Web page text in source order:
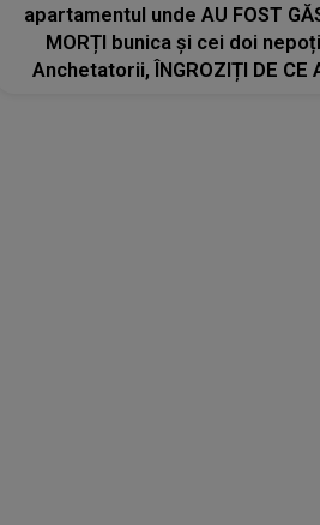
apartamentul unde AU FOST
MORȚI bunica și cei doi
Anchetatorii, ÎNGROZIȚI DE CE